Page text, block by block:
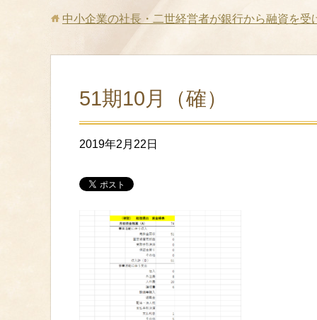
中小企業の社長・二世経営者が銀行から融資を受
51期10月（確）
2019年2月22日